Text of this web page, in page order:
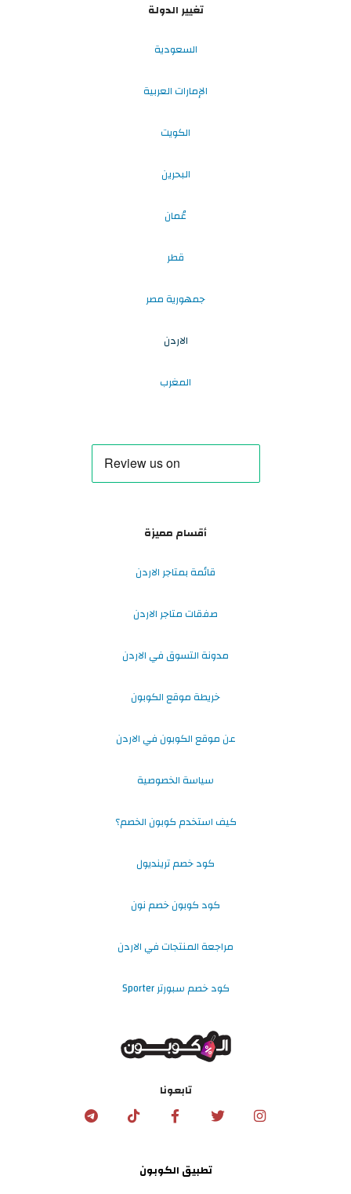
تغيير الدولة
السعودية
الإمارات العربية
الكويت
البحرين
عُمان
قطر
جمهورية مصر
الاردن
المغرب
أقسام مميزة
قائمة بمتاجر الاردن
صفقات متاجر الاردن
مدونة التسوق في الاردن
خريطة موقع الكوبون
عن موقع الكوبون في الاردن
سياسة الخصوصية
كيف استخدم كوبون الخصم؟
كود خصم ترينديول
كود كوبون خصم نون
مراجعة المنتجات في الاردن
كود خصم سبورتر Sporter
تابعونا
تطبيق الكوبون